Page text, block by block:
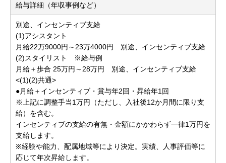
給与詳細（年収事例など）
別途、インセンティブ支給
(1)アシスタント
月給22万9000円～23万4000円 別途、インセンティブ支給
(2)スタイリスト ※給与例
月給＋歩合 25万円～28万円 別途、インセンティブ支給
<(1)(2)共通>
●月給＋インセンティブ・賞与年2回・昇給年1回
※上記に調整手当1万円（ただし、入社後12か月間に限り支
給）を含む。
インセンティブの支給の有無・金額にかかわらず一律1万円を
支給します。
※経験や能力、配属地域等により決定。実績、人事評価等に
応じて年次昇給します。